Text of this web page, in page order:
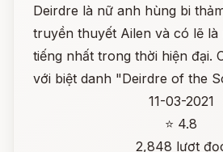
Deirdre là nữ anh hùng bi
truyền thuyết Ailen và có lẽ là
tiếng nhất trong thời hiện đại.
với biệt danh "Deirdre of the
11-03-2021
⭐ 4.8
2,848 lượt